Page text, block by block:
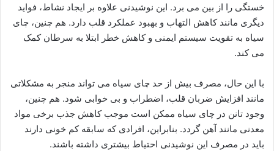
خستگی را از بین می برد. این نوشیدنی علاوه بر ایجاد نشاط، فواید
دیگری مانند کاهش التهاب و بهبود عملکرد قلب دارد. هم چنین، چای
سیاه به تقویت سیستم ایمنی و کاهش خطر ابتلا به سرطان کمک
می کند.
با این حال، مصرف بیش از حد چای سیاه می تواند منجر به مشکلاتی
مانند افزایش ضربان قلب، اضطراب و بی خوابی شود. هم چنین،
وجود تانن در چای سیاه ممکن است موجب کاهش جذب برخی مواد
معدنی مانند آهن گردد. بنابراین، افرادی که سابقه کم خونی دارند
باید در مصرف این نوشیدنی احتیاط بیشتری داشته باشند.